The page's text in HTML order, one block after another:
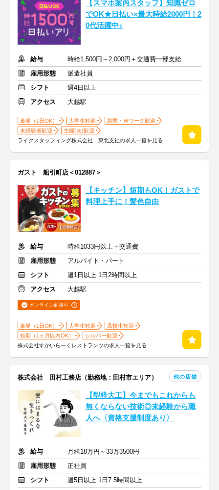
【スマホ案内スタッフ】知識ゼロ
でOK★日払い×最大時給2000円！2
0代活躍中♪
給与
時給1,500円～2,000円＋交通費一部支給
雇用形態
派遣社員
シフト
週4日以上
アクセス
大越駅
単発（1日OK） 大学生歓迎
副業・Ｗワーク歓迎
未経験者歓迎
主婦(夫)歓迎
ライクスタッフィング株式会社 東北支社の求人一覧を見る
ガスト 船引町店＜012887＞
【キッチン】短期もOK！ガストで
料理上手に！髪色自由
給与
時給1033円以上＋交通費
雇用形態
アルバイト・パート
シフト
週1日以上 1日2時間以上
アクセス
大越駅
オンライン面接可
単発（1日OK） 大学生歓迎
高校生歓迎
短期（1ヶ月以内OK）
シルバー歓迎
株式会社すかいらーくレストランツの求人一覧を見る
株式会社 田村工務店（勤務地：田村市エリア） 他の店舗
【型枠大工】今までもこれからも
無くならない技術◎未経験から職
人へ〈資格支援制度あり〉
給与
月給18万円～33万3500円
雇用形態
正社員
シフト
週5日以上 1日7.5時間以上